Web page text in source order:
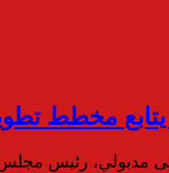
يتابع مخطط
مدبولي، رئيس مجلس